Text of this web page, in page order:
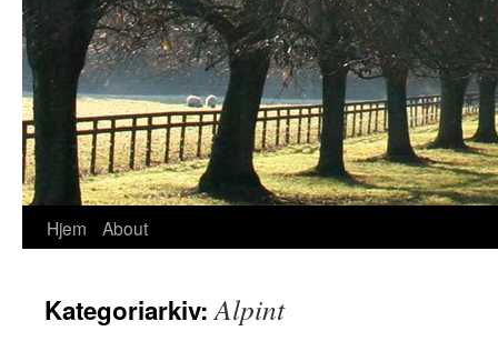
Hopp
innhold
Hjem About
Kategoriarkiv:Alpint